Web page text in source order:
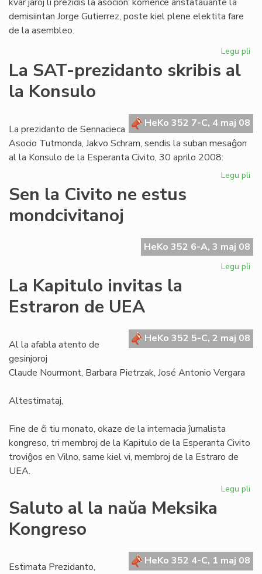
demisiintan Jorge Gutierrez, poste kiel plene elektita fare
de la asembleo.
Legu pli
La SAT-prezidanto skribis al
la Konsulo
HeKo 352 7-C, 4 maj 08
La prezidanto de Sennacieca
Asocio Tutmonda, Jakvo Schram, sendis la suban mesaĝon
al la Konsulo de la Esperanta Civito, 30 aprilo 2008:
Legu pli
al
Sen la Civito ne estus
mondcivitanoj
HeKo 352 6-A, 3 maj 08
Legu pli
La Kapitulo invitas la
Estraron de UEA
HeKo 352 5-C, 2 maj 08
Al la afabla atento de
gesinjoroj
Claude Nourmont, Barbara Pietrzak, José Antonio Vergara
Altestimataj,
Fine de ĉi tiu monato, okaze de la internacia ĵurnalista
kongreso, tri membroj de la Kapitulo de la Esperanta Civito
troviĝos en Vilno, same kiel vi, membroj de la Estraro de
UEA.
Legu pli
Saluto al la naŭa Meksika
Kongreso
HeKo 352 4-C, 1 maj 08
Estimata Prezidanto,